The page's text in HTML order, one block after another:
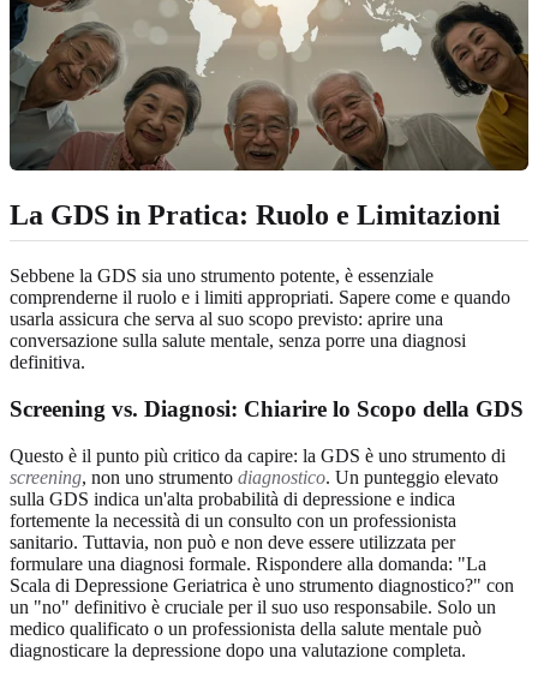
La GDS in Pratica: Ruolo e Limitazioni
Sebbene la GDS sia uno strumento potente, è essenziale
comprenderne il ruolo e i limiti appropriati. Sapere come e quando
usarla assicura che serva al suo scopo previsto: aprire una
conversazione sulla salute mentale, senza porre una diagnosi
definitiva.
Screening vs. Diagnosi: Chiarire lo Scopo della GDS
Questo è il punto più critico da capire: la GDS è uno strumento di
screening, non uno strumento diagnostico. Un punteggio elevato
sulla GDS indica un'alta probabilità di depressione e indica
fortemente la necessità di un consulto con un professionista
sanitario. Tuttavia, non può e non deve essere utilizzata per
formulare una diagnosi formale. Rispondere alla domanda: "La
Scala di Depressione Geriatrica è uno strumento diagnostico?" con
un "no" definitivo è cruciale per il suo uso responsabile. Solo un
medico qualificato o un professionista della salute mentale può
diagnosticare la depressione dopo una valutazione completa.